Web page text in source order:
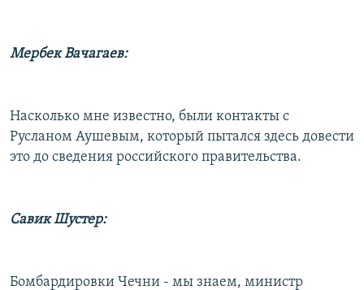
Мербек Вачагаев:
Насколько мне известно, были контакты с
Русланом Аушевым, который пытался здесь довести
это до сведения российского правительства.
Савик Шустер:
Бомбардировки Чечни - мы знаем, министр